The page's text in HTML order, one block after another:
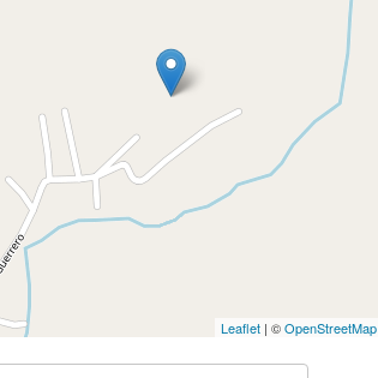
Leaflet | ©OpenStreetMap